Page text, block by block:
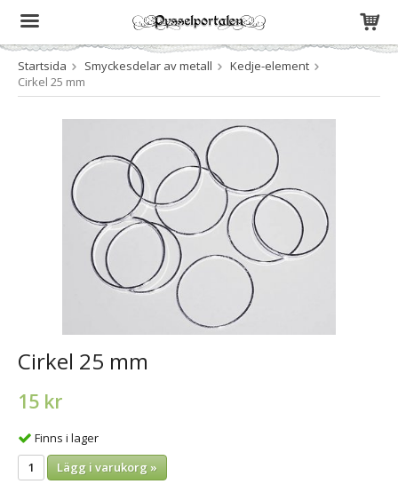
Startsida Smyckesdelar av metall
Kedje-element
Cirkel 25 mm
Cirkel 25 mm
15 kr
Finns i lager
Lägg i varukorg »